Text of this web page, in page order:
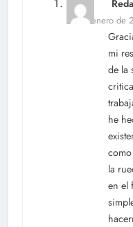
29 de enero de
mi
de la
he
la
en el